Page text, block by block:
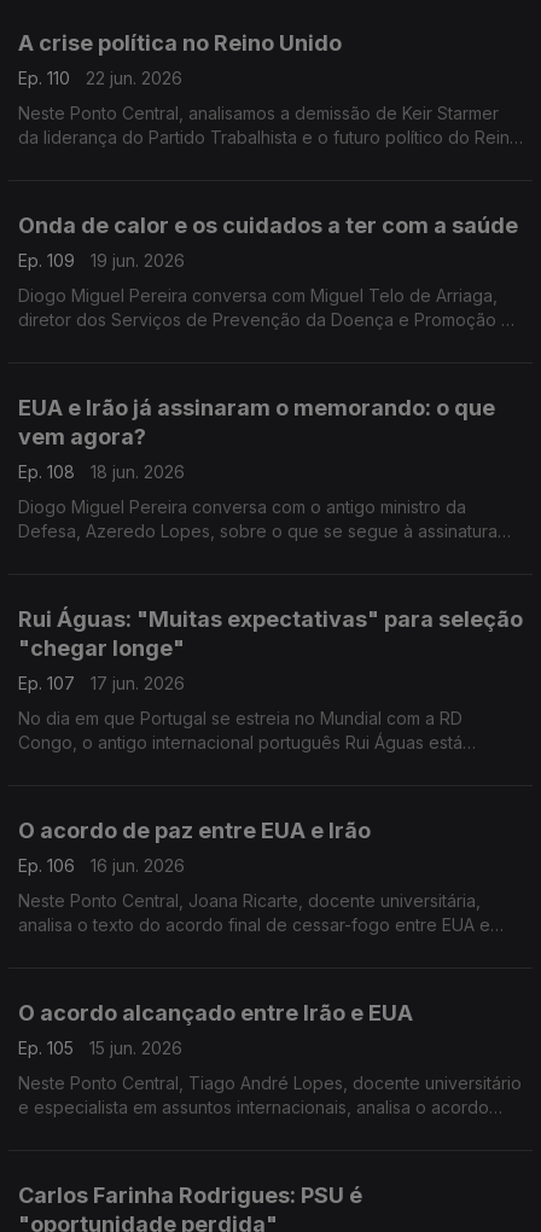
A crise política no Reino Unido
Ep. 110
22 jun. 2026
Neste Ponto Central, analisamos a demissão de Keir Starmer
da liderança do Partido Trabalhista e o futuro político do Reino
Onda de calor e os cuidados a ter com a saúde
Ep. 109
19 jun. 2026
Diogo Miguel Pereira conversa com Miguel Telo de Arriaga,
diretor dos Serviços de Prevenção da Doença e Promoção da
EUA e Irão já assinaram o memorando: o que
vem agora?
Ep. 108
18 jun. 2026
Diogo Miguel Pereira conversa com o antigo ministro da
Defesa, Azeredo Lopes, sobre o que se segue à assinatura
Rui Águas: "Muitas expectativas" para seleção
"chegar longe"
Ep. 107
17 jun. 2026
No dia em que Portugal se estreia no Mundial com a RD
Congo, o antigo internacional português Rui Águas está
O acordo de paz entre EUA e Irão
Ep. 106
16 jun. 2026
Neste Ponto Central, Joana Ricarte, docente universitária,
analisa o texto do acordo final de cessar-fogo entre EUA e
O acordo alcançado entre Irão e EUA
Ep. 105
15 jun. 2026
Neste Ponto Central, Tiago André Lopes, docente universitário
e especialista em assuntos internacionais, analisa o acordo
Carlos Farinha Rodrigues: PSU é
"oportunidade perdida"